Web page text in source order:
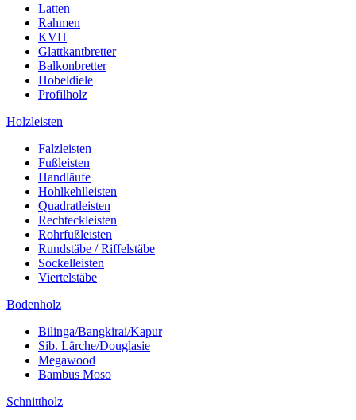
Latten
Rahmen
KVH
Glattkantbretter
Balkonbretter
Hobeldiele
Profilholz
Holzleisten
Falzleisten
Fußleisten
Handläufe
Hohlkehlleisten
Quadratleisten
Rechteckleisten
Rohrfußleisten
Rundstäbe / Riffelstäbe
Sockelleisten
Viertelstäbe
Bodenholz
Bilinga/Bangkirai/Kapur
Sib. Lärche/Douglasie
Megawood
Bambus Moso
Schnittholz